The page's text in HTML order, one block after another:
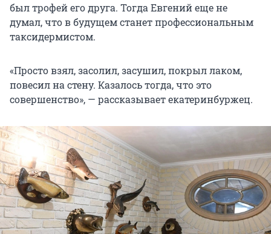
был трофей его друга. Тогда Евгений еще не
думал, что в будущем станет профессиональным
таксидермистом.
«Просто взял, засолил, засушил, покрыл лаком,
повесил на стену. Казалось тогда, что это
совершенство», — рассказывает екатеринбуржец.